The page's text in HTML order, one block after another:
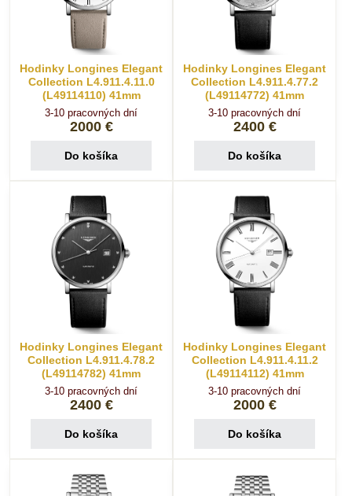
Hodinky Longines Elegant
Collection L4.911.4.11.0
(L49114110) 41mm
3-10 pracovných dní
2000 €
Do košíka
Hodinky Longines Elegant
Collection L4.911.4.77.2
(L49114772) 41mm
3-10 pracovných dní
2400 €
Do košíka
Hodinky Longines Elegant
Collection L4.911.4.78.2
(L49114782) 41mm
3-10 pracovných dní
2400 €
Do košíka
Hodinky Longines Elegant
Collection L4.911.4.11.2
(L49114112) 41mm
3-10 pracovných dní
2000 €
Do košíka